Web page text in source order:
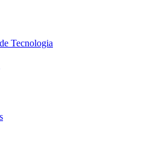
Tecnologia